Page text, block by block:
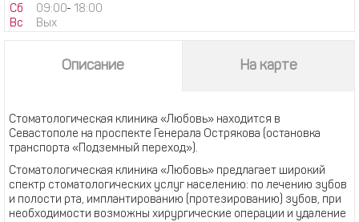
Сб
09:00- 18:00
Вс
Вых
Описание На карте
Стоматологическая клиника «Любовь» находится в
Севастополе на проспекте Генерала Острякова (остановка
транспорта «Подземный переход»).
Стоматологическая клиника «Любовь» предлагает широкий
спектр стоматологических услуг населению: по лечению зубов
и полости рта, имплантированию (протезированию) зубов, при
необходимости возможны хирургические операции и удаление